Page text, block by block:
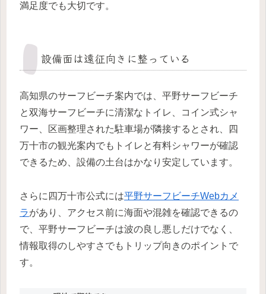
満足度でも大切です。
設備面は遠征向きに整っている
高知県のサーフビーチ案内では、平野サーフビーチ
と双海サーフビーチに清潔なトイレ、コイン式シャ
ワー、区画整理された駐車場が隣接するとされ、四
万十市の観光案内でもトイレと有料シャワーが確認
できるため、設備の土台はかなり安定しています。
さらに四万十市公式には平野サーフビーチWebカメ
ラがあり、アクセス前に海面や混雑を確認できるの
で、平野サーフビーチは波の良し悪しだけでなく、
情報取得のしやすさでもトリップ向きのポイントで
す。